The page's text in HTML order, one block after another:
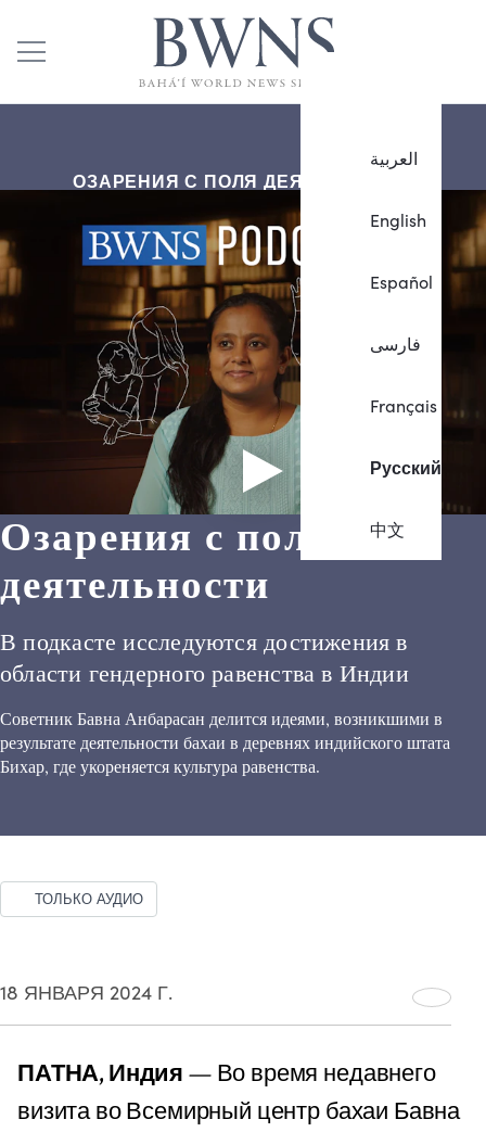
العربية
English
Español
فارسی
Français
Русский
中文
ОЗАРЕНИЯ С ПОЛЯ ДЕЯТЕЛЬНОСТИ
Озарения с поля
деятельности
В подкасте исследуются достижения в
области гендерного равенства в Индии
Советник Бавна Анбарасан делится идеями, возникшими в
результате деятельности бахаи в деревнях индийского штата
Бихар, где укореняется культура равенства.
ТОЛЬКО АУДИО
18 ЯНВАРЯ 2024 Г.
ПАТНА, Индия — Во время недавнего
визита во Всемирный центр бахаи Бавна